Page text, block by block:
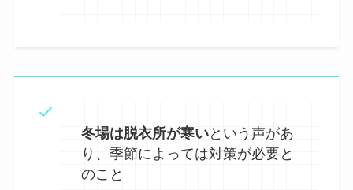
冬場は脱衣所が寒いという声があ
り、季節によっては対策が必要と
のこと